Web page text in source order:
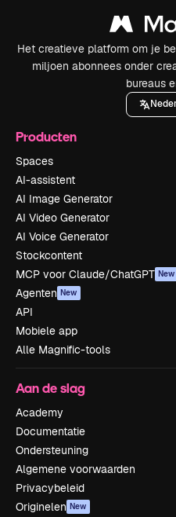
Het creatieve platform om je
miljoen abonnees onder
bureaus
Producten
Spaces
AI-assistent
AI Image Generator
AI Video Generator
AI Voice Generator
Stockcontent
MCP voor Claude/ChatGPT New
Agenten New
API
Mobiele app
Alle Magnific-tools
Aan de slag
Academy
Documentatie
Ondersteuning
Algemene voorwaarden
Privacybeleid
Originelen New